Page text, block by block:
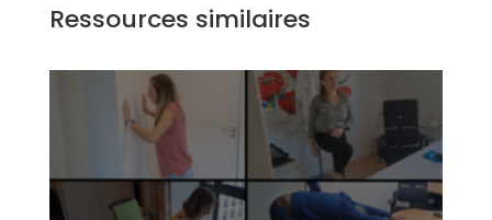
Ressources similaires